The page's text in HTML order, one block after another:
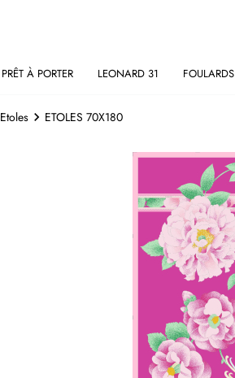
PRÊT À PORTER LEONARD 31 FOULARDS
Etoles ETOLES 70X180